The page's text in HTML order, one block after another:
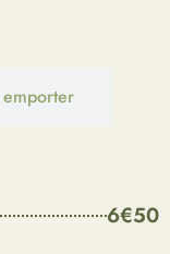
emporter
6€50